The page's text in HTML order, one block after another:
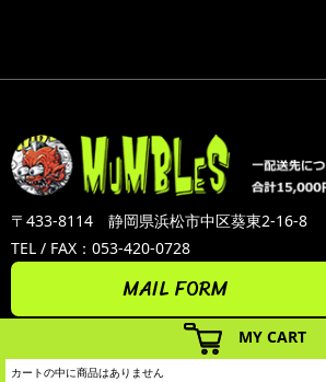
MY CART
カートの中に商品はありません
〒433-8114 静岡県浜松市中区葵東2-16-8
TEL / FAX：053-420-0728
MAIL FORM